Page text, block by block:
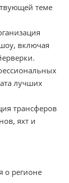
теме
включая
лучших
трансферов
яхт и
о регионе